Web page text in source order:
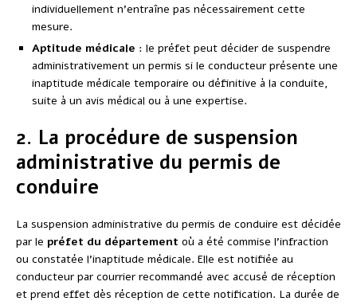
individuellement n’entraîne pas nécessairement cette
mesure.
Aptitude médicale : le préfet peut décider de suspendre
administrativement un permis si le conducteur présente une
inaptitude médicale temporaire ou définitive à la conduite,
suite à un avis médical ou à une expertise.
2. La procédure de suspension
administrative du permis de
conduire
La suspension administrative du permis de conduire est décidée
par le préfet du département où a été commise l’infraction
ou constatée l’inaptitude médicale. Elle est notifiée au
conducteur par courrier recommandé avec accusé de réception
et prend effet dès réception de cette notification. La durée de